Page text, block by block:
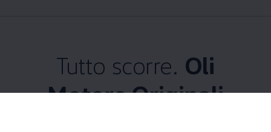
Tutto scorre. Oli
Motore Originali